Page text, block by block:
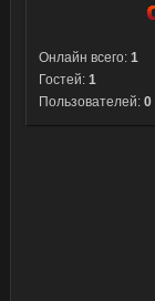
Онлайн всего: 1
Гостей: 1
Пользователей: 0